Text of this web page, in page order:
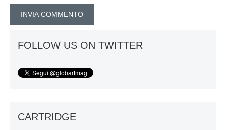
FOLLOW US ON TWITTER
CARTRIDGE